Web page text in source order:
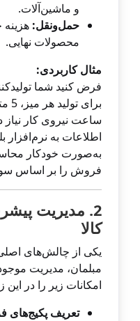
و ماشین‌آلات.
حمل‌ونقل: هزینه
محصولات نهایی.
مثال کاربردی:
فرض کنید شما
ساعت نیروی کار نیاز
اطلاعات به
به‌صورت خودکار
فروش را بر اساس
2. مدیریت
کالا
یکی از چالش‌های
مبلمان، مدیریت
امکانات زیر را در
تعریف پکیج‌های